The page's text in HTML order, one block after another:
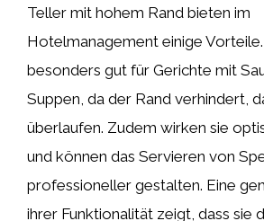
Teller mit hohem Rand bieten im
Hotelmanagement einige
besonders gut für Gerichte mit
Suppen, da der Rand verhindert,
überlaufen. Zudem wirken sie
und können das Servieren von
professioneller gestalten. Eine
ihrer Funktionalität zeigt, dass sie